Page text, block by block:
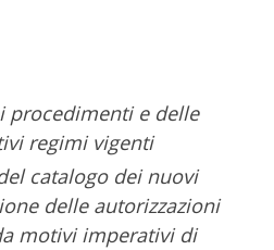
procedimenti e delle
regimi vigenti
catalogo dei nuovi
delle autorizzazioni
motivi imperativi di